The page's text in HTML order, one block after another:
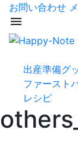
お問い合わせ
menu
出産準備グ
ファースト
レシピ